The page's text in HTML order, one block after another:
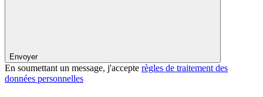
Envoyer
En soumettant un message, j'accepte règles de traitement des
données personnelles